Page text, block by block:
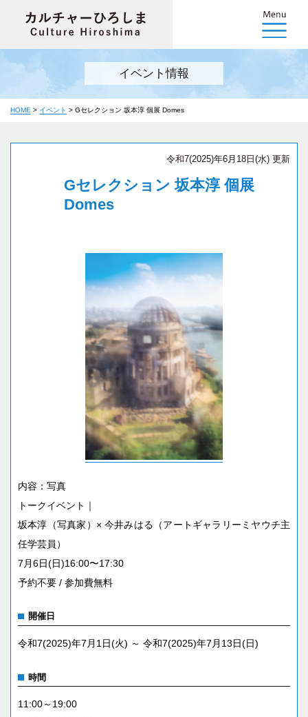
イベント情報
HOME > イベント > Gセレクション 坂本淳 個展 Domes
令和7(2025)年6月18日(水) 更新
Gセレクション 坂本淳 個展
Domes
内容：写真
トークイベント｜
坂本淳（写真家）× 今井みはる（アートギャラリーミヤウチ主
任学芸員）
7月6日(日)16:00〜17:30
予約不要 / 参加費無料
開催日
令和7(2025)年7月1日(火) ～ 令和7(2025)年7月13日(日)
時間
11:00～19:00